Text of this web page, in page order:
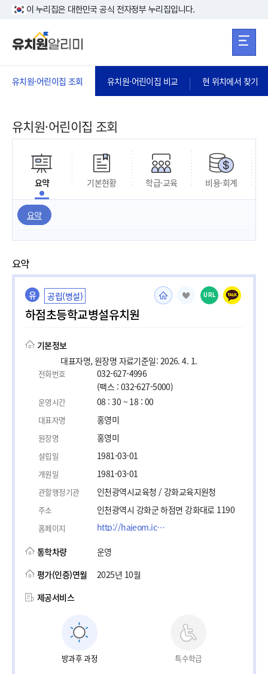
본문 바로가기
이 누리집은 대한민국 공식 전자정부 누리집입니다.
유치원·어린이집 조회 유치원·어린이집 비교 현 위치에서 찾기
유치원·어린이집 조회
요약 기본현황 학급·교육 비용·회계
요약
요약
유 공립(병설)
하점초등학교병설유치원
URL
기본정보
대표자명, 원장명 자료기준일: 2026. 4. 1.
전화번호
032-627-4996
(팩스 : 032-627-5000)
운영시간 08 : 30 ~ 18 : 00
대표자명 홍영미
원장명 홍영미
설립일 1981-03-01
개원일 1981-03-01
관할행정기관 인천광역시교육청 / 강화교육지원청
주소 인천광역시 강화군 하점면 강화대로 1190
홈페이지 http://hajeom.icees.kr/main.do
통학차량
운영
평가(인증)연월
2025년 10월
제공서비스
방과후 과정 특수학급